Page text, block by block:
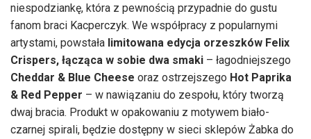
niespodziankę, która z pewnością przypadnie do gustu
fanom braci Kacperczyk. We współpracy z popularnymi
artystami, powstała limitowana edycja orzeszków Felix
Crispers, łącząca w sobie dwa smaki – łagodniejszego
Cheddar & Blue Cheese oraz ostrzejszego Hot Paprika
& Red Pepper – w nawiązaniu do zespołu, który tworzą
dwaj bracia. Produkt w opakowaniu z motywem biało-
czarnej spirali, będzie dostępny w sieci sklepów Żabka do